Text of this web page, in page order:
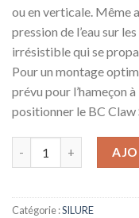
ou en verticale. Même
pression de l’eau sur
irrésistible qui se
Pour un montage
prévu pour l’hameçon
positionner le BC Claw
Catégorie :SILURE